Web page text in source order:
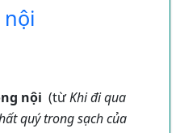
nội
nội (từKhi đi qua
quý trong sạch của